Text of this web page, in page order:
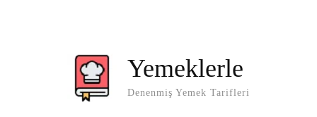
Yemeklerle
Denenmiş Yemek Tarifleri